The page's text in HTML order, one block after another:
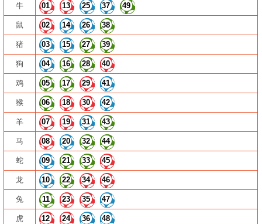
牛 01 13 25 37 49
鼠 02 14 26 38
猪 03 15 27 39
狗 04 16 28 40
鸡 05 17 29 41
猴 06 18 30 42
羊 07 19 31 43
马 08 20 32 44
蛇 09 21 33 45
龙 10 22 34 46
兔 11 23 35 47
虎 12 24 36 48